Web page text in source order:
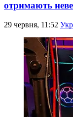
отримають
29 червня, 11:52